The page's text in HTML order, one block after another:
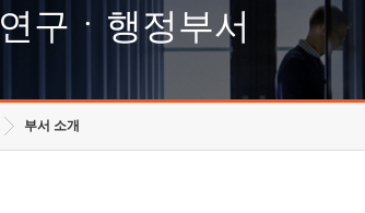
고객의소리
수의계약 현황
연구ㆍ행정부서
부서 소개